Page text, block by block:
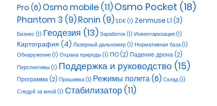
Pro(6)Osmo mobile (11)Osmo Pocket (18)
Phantom 3 (9)Ronin (9) SDK (1) Zenmuse L1 (3)
Бизнес (1) Геодезия (13) Заработок (1) Инвентаризация (1)
Картография (4) Лазерный дальномер (1) Нормативная база (1)
Обнаружение (1) Охрана природы (1) ПО(2) Падение дрона(2)
Перспективы (1) Поддержка и руководство (15)
Программа(2) Прошивка (1) Режимы полета(6) Склад(1)
Следуй за мной (1) Стабилизатор (11)